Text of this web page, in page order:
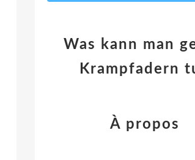
Was kann man
Krampfadern
À propos